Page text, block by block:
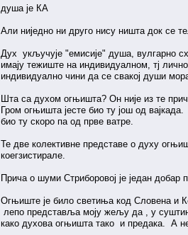
душа је КА
Али ниједно ни друго нису ништа док се
Дух укључује "емисије" душа, вулгарно
имају тежиште на индивидуалном, тј
индивидуално чини да се свакој души
Шта са духом огњишта? Он није из те
Гром огњишта јесте био ту још од
био ту скоро па од прве ватре.
Те две колективне представе о духу
коегзистирале.
Прича о шуми Стриборовој је један добар
Огњиште је било светиња код Словена и
лепо представља моју жељу да , у
како духова огњишта тако и предака. А